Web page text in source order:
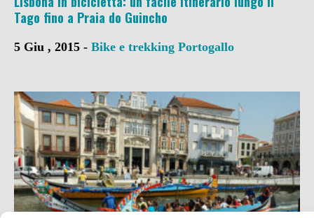
Tago fino a Praia do Guincho
5 Giu , 2015 - Bike e trekking Portogallo